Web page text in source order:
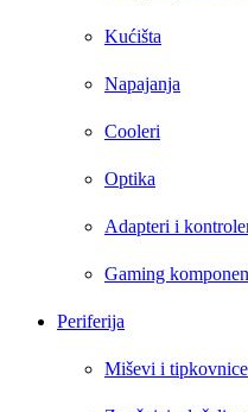
Kućišta
Napajanja
Cooleri
Optika
Adapteri i
Gaming
Periferija
Miševi i tipkovnice